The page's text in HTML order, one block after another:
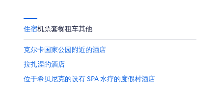
住宿机票套餐租车其他
克尔卡国家公园附近的酒店
拉扎涅的酒店
位于希贝尼克的设有 SPA 水疗的度假村酒店